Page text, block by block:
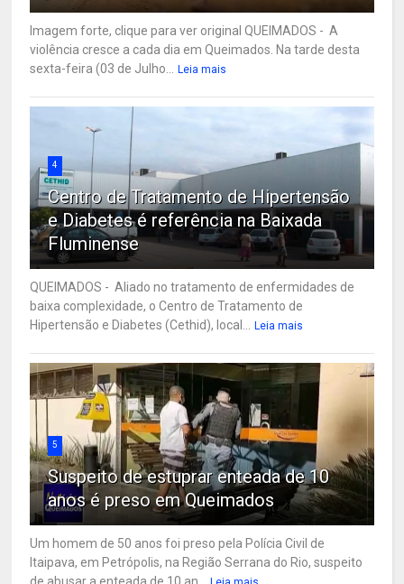
Imagem forte, clique para ver original QUEIMADOS - A
violência cresce a cada dia em Queimados. Na tarde desta
sexta-feira (03 de Julho...
Leia mais
4
Centro de Tratamento de Hipertensão
e Diabetes é referência na Baixada
Fluminense
QUEIMADOS - Aliado no tratamento de enfermidades de
baixa complexidade, o Centro de Tratamento de
Hipertensão e Diabetes (Cethid), local...
Leia mais
5
Suspeito de estuprar enteada de 10
anos é preso em Queimados
Um homem de 50 anos foi preso pela Polícia Civil de
Itaipava, em Petrópolis, na Região Serrana do Rio, suspeito
de abusar a enteada de 10 an...